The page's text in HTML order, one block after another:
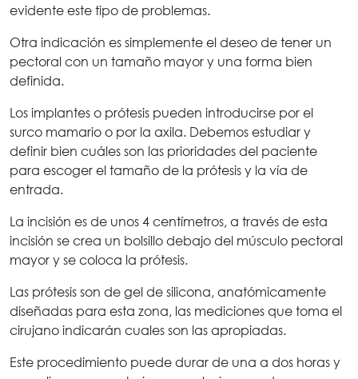
evidente este tipo de problemas.
Otra indicación es simplemente el deseo de tener un
pectoral con un tamaño mayor y una forma bien
definida.
Los implantes o prótesis pueden introducirse por el
surco mamario o por la axila. Debemos estudiar y
definir bien cuáles son las prioridades del paciente
para escoger el tamaño de la prótesis y la vía de
entrada.
La incisión es de unos 4 centímetros, a través de esta
incisión se crea un bolsillo debajo del músculo pectoral
mayor y se coloca la prótesis.
Las prótesis son de gel de silicona, anatómicamente
diseñadas para esta zona, las mediciones que toma el
cirujano indicarán cuales son las apropiadas.
Este procedimiento puede durar de una a dos horas y